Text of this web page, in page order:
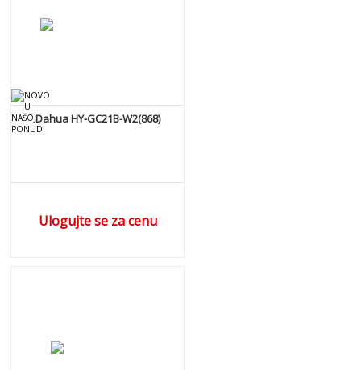
Dahua HY-GC21B-W2(868)
Ulogujte se za cenu